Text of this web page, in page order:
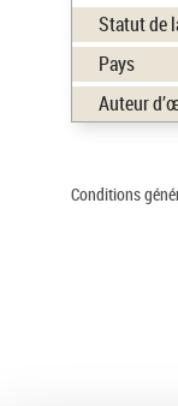
Statut de
Pays
Auteur
Conditions